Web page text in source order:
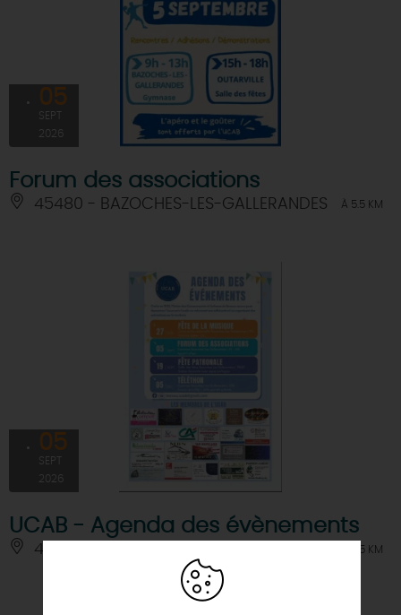
05
SEPT
2026
Forum des associations
45480 - BAZOCHES-LES-GALLERANDES À 5.5 KM
05
SEPT
2026
UCAB - Agenda des évènements
45480 - BAZOCHES-LES-GALLERANDES À 5.5 KM